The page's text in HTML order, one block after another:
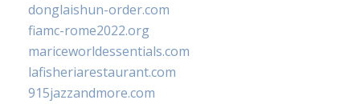
donglaishun-order.com
fiamc-rome2022.org
mariceworldessentials.com
lafisheriarestaurant.com
915jazzandmore.com